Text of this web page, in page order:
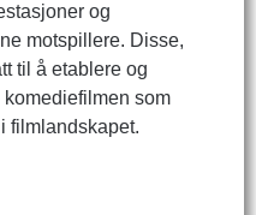
og
motspillere. Disse,
til å etablere og
som
i filmlandskapet.